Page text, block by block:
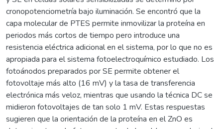
cronopotenciometría bajo iluminación. Se encontró que la
capa molecular de PTES permite inmovilizar la proteína en
periodos más cortos de tiempo pero introduce una
resistencia eléctrica adicional en el sistema, por lo que no es
apropiada para el sistema fotoelectroquímico estudiado. Los
fotoánodos preparados por SE permite obtener el
fotovoltaje más alto (16 mV) y la tasa de transferencia
electrónica más veloz, mientras que usando la técnica DC se
midieron fotovoltajes de tan solo 1 mV. Estas respuestas
sugieren que la orientación de la proteína en el ZnO es